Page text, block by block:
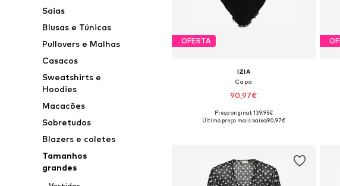
Saias
Blusas e Túnicas
Pullovers e Malhas
Casacos
Sweatshirts e
Hoodies
Macacões
Sobretudos
Blazers e coletes
Tamanhos
grandes
OFERTA
IZIA
Capa
90,97€
Tamanhos disponíveis: XS-S, M-L, XL-XXL
Preço original: 139,95€
Último preço mais baixo:90,97€